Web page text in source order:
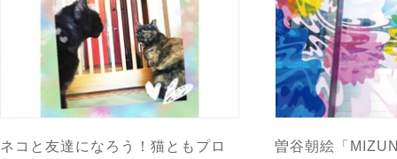
ネコと友達になろう！猫ともプロ
曽谷朝絵「